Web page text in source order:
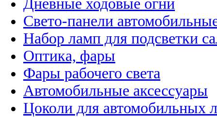
Дневные ходовые огни
Свето-панели
Набор ламп для подсветки
Оптика, фары
Фары рабочего света
Автомобильные аксессуары
Цоколи для автомобильных